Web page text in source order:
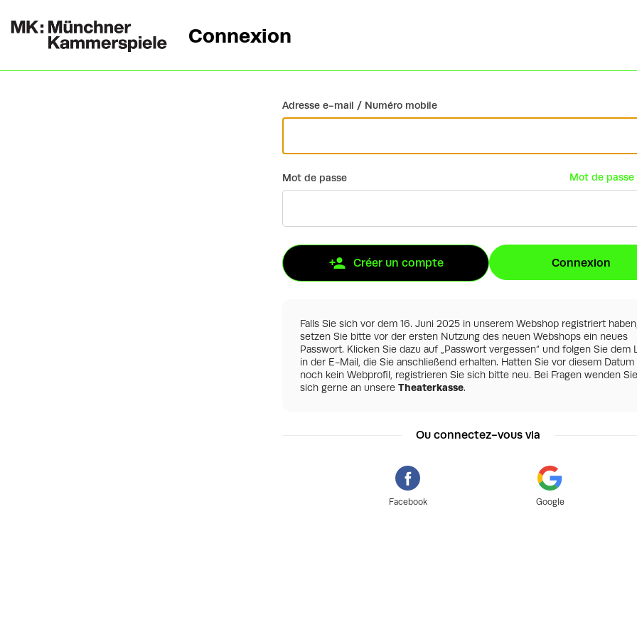
Retour
Connexion
Adresse e-mail / Numéro mobile
Mot de passe Mot de passe
Créer un compte Connexion
Falls Sie sich vor dem 16. Juni 2025 in unserem Webshop registriert haben,
setzen Sie bitte vor der ersten Nutzung des neuen Webshops ein neues
Passwort. Klicken Sie dazu auf „Passwort vergessen“ und folgen Sie dem
in der E-Mail, die Sie anschließend erhalten. Hatten Sie vor diesem Datum
noch kein Webprofil, registrieren Sie sich bitte neu. Bei Fragen wenden Sie
sich gerne an unsere Theaterkasse.
Ou connectez-vous via
Facebook Google